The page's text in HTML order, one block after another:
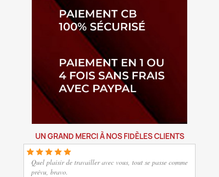
UN GRAND MERCI À NOS FIDÈLES CLIENTS
Quel plaisir de travailler avec vous, tout se passe comme
prévu, bravo.